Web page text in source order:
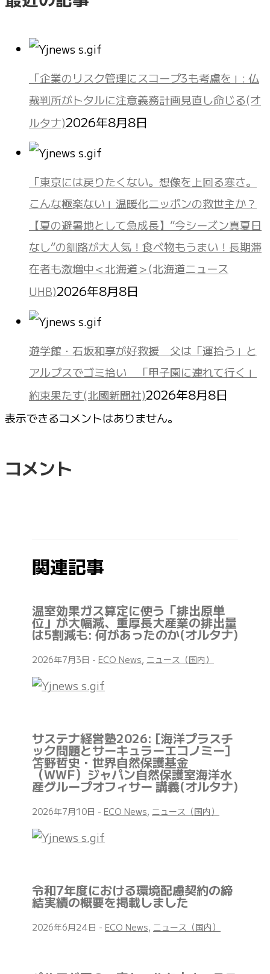
「企業のリスク管理にスコープ3も考慮を」: 仏
裁判所がトタルに注意義務計画見直し命じる(オ
ルタナ)2026年8月8日
「東京には戻りたくない。想像を上回る寒さ。
こんな極楽ない」温暖化ニッポンの救世主か？
【夏の避暑地として急成長】”今シーズン真夏日
なし”の釧路が大人気！食べ物もうまい！長期滞
在者も激増中＜北海道＞(北海道ニュース
UHB)2026年8月8日
遊学館・石坂和享が好救援 父は「運拾う」と
アルプスでゴミ拾い 「甲子園に連れて行く」
約束果たす(北國新聞社)2026年8月8日
表示できるコメントはありません。
コメント
関連記事
温室効果ガス算定に使う「排出原単
位」が大幅減、重厚長大産業の排出量
は5割減も: 何があったのか(オルタナ)
2026年7月3日 - ECO News, ニュース（国内）
サステナ経営塾2026: [海洋プラスチ
ック問題とサーキュラーエコノミー]
笘野哲史・世界自然保護基金
（WWF）ジャパン自然保護室海洋水
産グループオフィサー 講義(オルタナ)
2026年7月10日 - ECO News, ニュース（国内）
令和7年度における環境配慮契約の締
結実績の概要を掲載しました
2026年6月24日 - ECO News, ニュース（国内）